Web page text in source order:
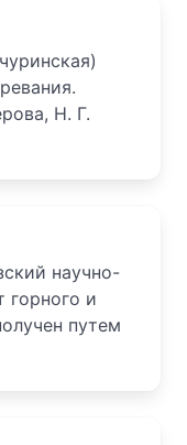
Н. Г.
научно-
горного и
путем